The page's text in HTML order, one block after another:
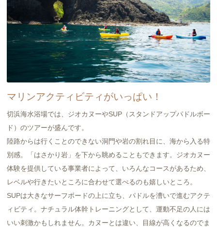
マリンアクティビティがいっぱい！
切浜海水浴場では、ジオカヌーやSUP（スタンドアップパドルボー
ド）のツアーが盛んです。
陸路からは行くことのできない洞門や岩の割れ目に、海から入る特
別感。「はさかり岩」を下から眺めることもできます。ジオカヌー
体験を提供している事業者によって、いろんなコースがあるため、
レベルや行きたいところに合わせて選べるのも嬉しいところ。
SUPは大きなサーフボードの上に立ち、パドルを漕いで進むアクテ
ィビティ。ナチュラル体幹トレーニングとして、運動不足の人には
いい刺激かもしれません。カヌーとは違い、目線が高くなるのでま